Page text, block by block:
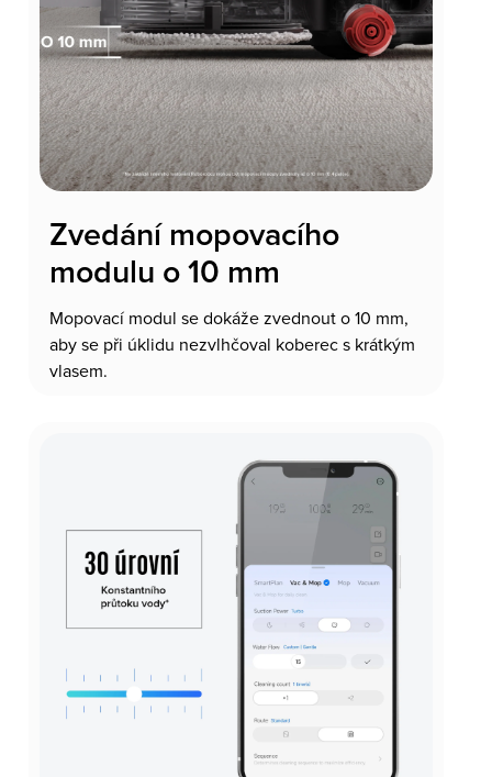
Zvedání mopovacího
modulu o 10 mm
Mopovací modul se dokáže zvednout o 10 mm,
aby se při úklidu nezvlhčoval koberec s krátkým
vlasem.